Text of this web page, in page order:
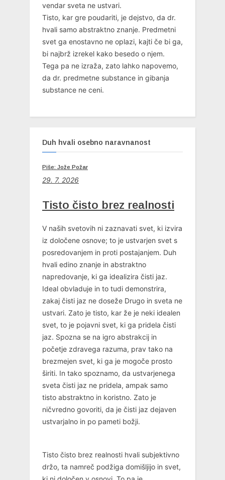
vendar sveta ne ustvari.
Tisto, kar gre poudariti, je dejstvo, da dr.
hvali samo abstraktno znanje. Predmetni
svet ga enostavno ne oplazi, kajti če bi ga,
bi najbrž izrekel kako besedo o njem.
Tega pa ne izraža, zato lahko napovemo,
da dr. predmetne substance in gibanja
substance ne ceni.
Duh hvali osebno naravnanost
Piše: Jože Požar
29. 7. 2026
Tisto čisto brez realnosti
V naših svetovih ni zaznavati svet, ki izvira
iz določene osnove; to je ustvarjen svet s
posredovanjem in proti postajanjem. Duh
hvali edino znanje in abstraktno
napredovanje, ki ga idealizira čisti jaz.
Ideal obvladuje in to tudi demonstrira,
zakaj čisti jaz ne doseže Drugo in sveta ne
ustvari. Zato je tisto, kar že je neki idealen
svet, to je pojavni svet, ki ga pridela čisti
jaz. Spozna se na igro abstrakcij in
početje zdravega razuma, prav tako na
brezmejen svet, ki ga je mogoče prosto
širiti. In tako spoznamo, da ustvarjenega
sveta čisti jaz ne pridela, ampak samo
tisto abstraktno in koristno. Zato je
ničvredno govoriti, da je čisti jaz dejaven
ustvarjalno in po pameti božji.
Tisto čisto brez realnosti hvali subjektivno
držo, ta namreč podžiga domišljijo in svet,